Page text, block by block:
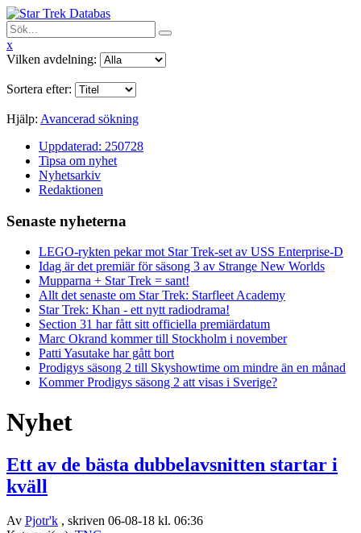
x
Vilken avdelning:
Sortera efter:
Hjälp: Avancerad sökning
Uppdaterad: 250728
Tipsa om nyhet
Nyhetsarkiv
Redaktionen
Senaste nyheterna
LEGO-rykten pekar mot Star Trek-set av USS Enterprise-D
Idag är det premiär för säsong 3 av Strange New Worlds
Mupparna + Star Trek = sant!
Allt det senaste om Star Trek: Starfleet Academy
Star Trek: Khan - ett nytt radiodrama!
Section 31 har fått sitt officiella premiärdatum
Marc Okrand kommer till Stockholm i november
Patti Yasutake har gått bort
Prodigys säsong 2 till Skyshowtime om mindre än en månad
Kommer Prodigys säsong 2 att visas i Sverige?
Nyhet
Ett av de bästa dubbelavsnitten startar i
kväll
Av Pjotr'k , skriven 06-08-18 kl. 06:36